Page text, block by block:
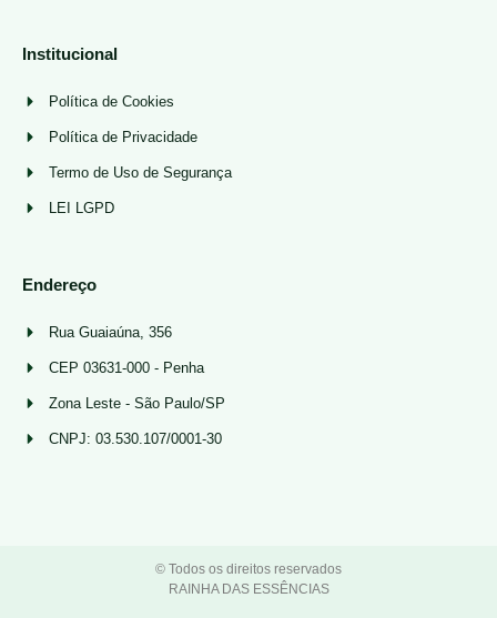
Institucional
Política de Cookies
Política de Privacidade
Termo de Uso de Segurança
LEI LGPD
Endereço
Rua Guaiaúna, 356
CEP 03631-000 - Penha
Zona Leste - São Paulo/SP
CNPJ: 03.530.107/0001-30
© Todos os direitos reservados
RAINHA DAS ESSÊNCIAS